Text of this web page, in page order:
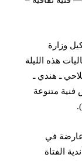
وزارة
هذه الليلة
ـ هندي ـ
متنوعة
100 عارض وعارضة في
الفتاة